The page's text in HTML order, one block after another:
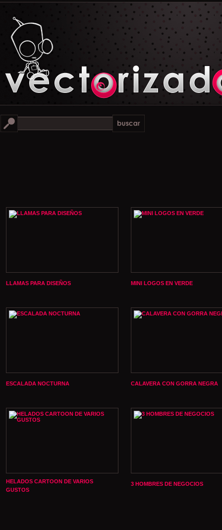
LLAMAS PARA DISEÑOS MINI LOGOS EN VERDE
ESCALADA NOCTURNA CALAVERA CON GORRA NEGRA
HELADOS CARTOON DE VARIOS
GUSTOS
3 HOMBRES DE NEGOCIOS